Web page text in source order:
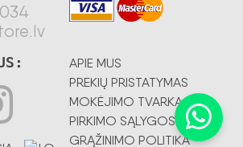
APIE MUS
PREKIŲ PRISTATYMAS
MOKĖJIMO TVARKA
PIRKIMO SĄLYGOS
GRĄŽINIMO POLITIKA